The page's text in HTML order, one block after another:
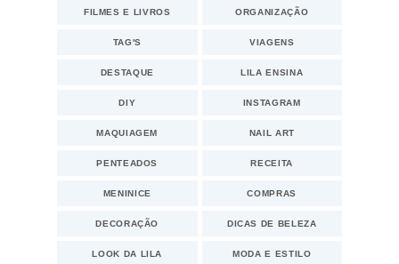
FILMES E LIVROS ORGANIZAÇÃO
TAG'S VIAGENS
DESTAQUE LILA ENSINA
DIY INSTAGRAM
MAQUIAGEM NAIL ART
PENTEADOS RECEITA
MENINICE COMPRAS
DECORAÇÃO DICAS DE BELEZA
LOOK DA LILA MODA E ESTILO